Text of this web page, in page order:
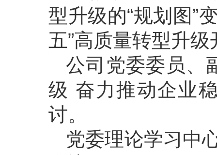
型升级的“规划图”
五”高质量转型升
公司党委委员、
级 奋力推动企业
讨。
党委理论学习中